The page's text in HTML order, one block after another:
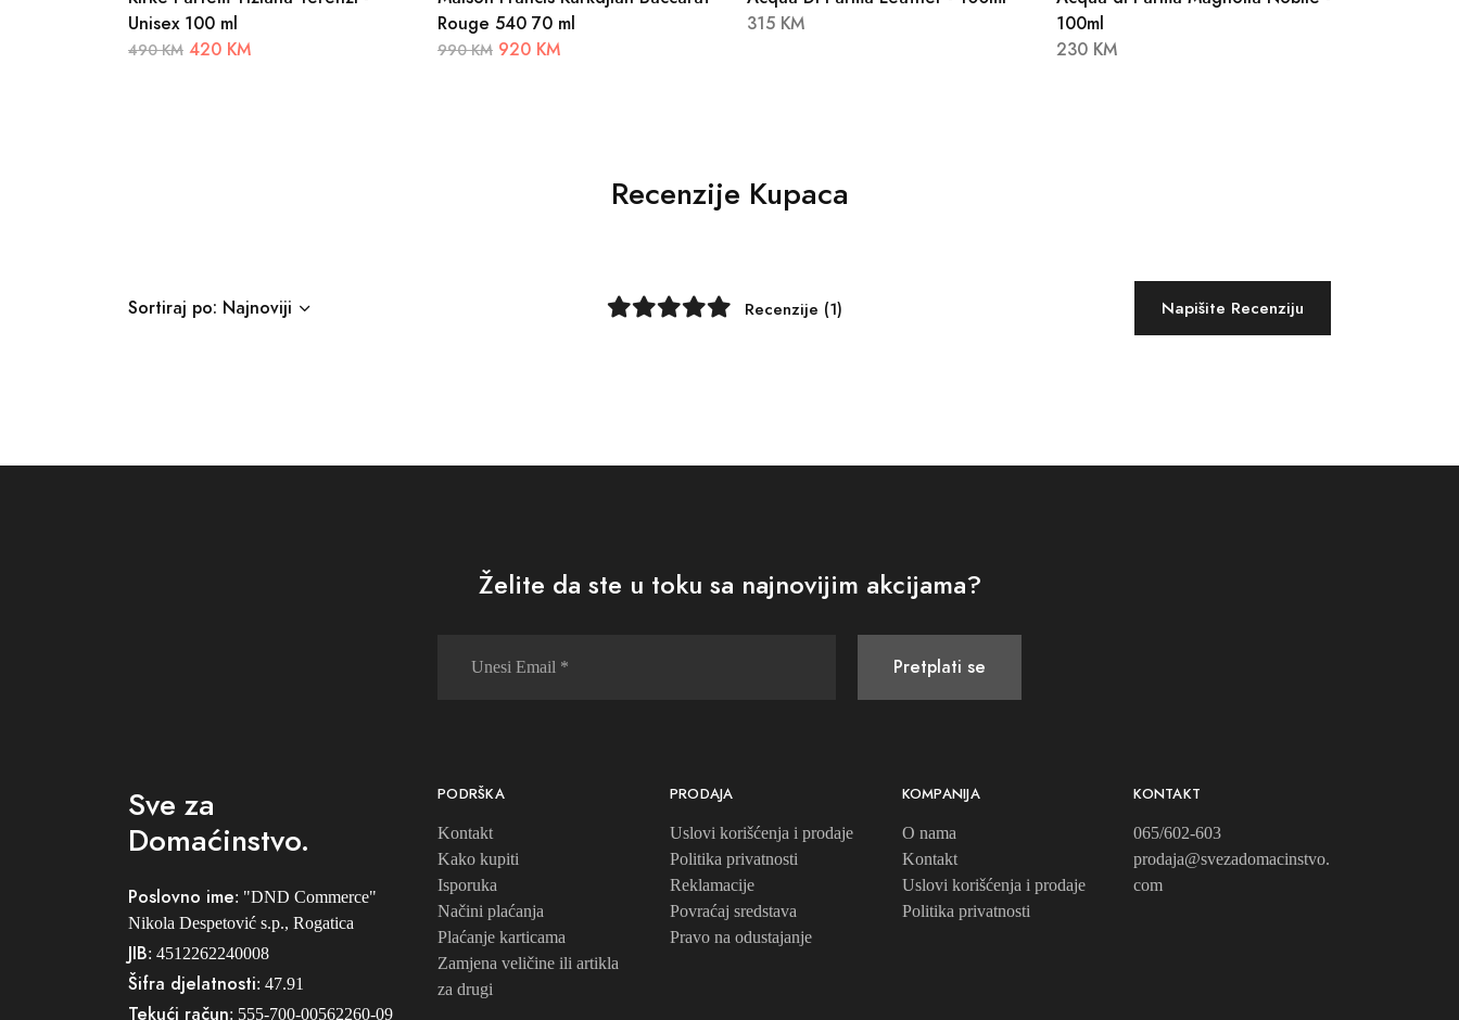
Unisex 100 ml
490 KM 420 KM
Rouge 540 70 ml
990 KM 920 KM
315 KM
100ml
230 KM
Recenzije Kupaca
Sortiraj po: Najnoviji Recenzije (1) Napišite Recenziju
Želite da ste u toku sa najnovijim akcijama?
Pretplati se
Sve za
Domaćinstvo.
Poslovno ime: "DND Commerce"
Nikola Despetović s.p., Rogatica
JIB: 4512262240008
Šifra djelatnosti: 47.91
Tekući račun: 555-700-00562260-09
PODRŠKA
Kontakt
Kako kupiti
Isporuka
Načini plaćanja
Plaćanje karticama
Zamjena veličine ili artikla
za drugi
PRODAJA
Uslovi korišćenja i prodaje
Politika privatnosti
Reklamacije
Povraćaj sredstava
Pravo na odustajanje
KOMPANIJA
O nama
Kontakt
Uslovi korišćenja i prodaje
Politika privatnosti
KONTAKT
065/602-603
prodaja@svezadomacinstvo.
com